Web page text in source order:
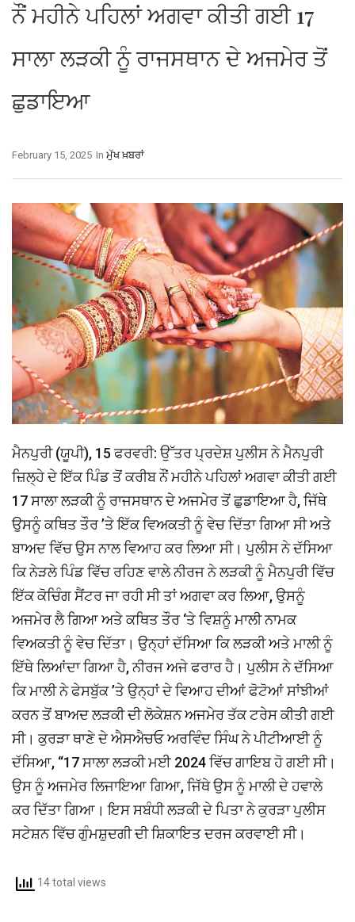
ਨੌਂ ਮਹੀਨੇ ਪਹਿਲਾਂ ਅਗਵਾ ਕੀਤੀ ਗਈ 17
ਸਾਲਾ ਲੜਕੀ ਨੂੰ ਰਾਜਸਥਾਨ ਦੇ ਅਜਮੇਰ ਤੋਂ
ਛੁਡਾਇਆ
In ਮੁੱਖ ਖ਼ਬਰਾਂ
February 15, 2025
ਮੈਨਪੁਰੀ (ਯੂਪੀ), 15 ਫਰਵਰੀ: ਉੱਤਰ ਪ੍ਰਦੇਸ਼ ਪੁਲੀਸ ਨੇ ਮੈਨਪੁਰੀ
ਜ਼ਿਲ੍ਹੇ ਦੇ ਇੱਕ ਪਿੰਡ ਤੋਂ ਕਰੀਬ ਨੌਂ ਮਹੀਨੇ ਪਹਿਲਾਂ ਅਗਵਾ ਕੀਤੀ ਗਈ
17 ਸਾਲਾ ਲੜਕੀ ਨੂੰ ਰਾਜਸਥਾਨ ਦੇ ਅਜਮੇਰ ਤੋਂ ਛੁਡਾਇਆ ਹੈ, ਜਿੱਥੇ
ਉਸਨੂੰ ਕਥਿਤ ਤੌਰ ’ਤੇ ਇੱਕ ਵਿਅਕਤੀ ਨੂੰ ਵੇਚ ਦਿੱਤਾ ਗਿਆ ਸੀ ਅਤੇ
ਬਾਅਦ ਵਿੱਚ ਉਸ ਨਾਲ ਵਿਆਹ ਕਰ ਲਿਆ ਸੀ। ਪੁਲੀਸ ਨੇ ਦੱਸਿਆ
ਕਿ ਨੇੜਲੇ ਪਿੰਡ ਵਿੱਚ ਰਹਿਣ ਵਾਲੇ ਨੀਰਜ ਨੇ ਲੜਕੀ ਨੂੰ ਮੈਨਪੁਰੀ ਵਿੱਚ
ਇੱਕ ਕੋਚਿੰਗ ਸੈਂਟਰ ਜਾ ਰਹੀ ਸੀ ਤਾਂ ਅਗਵਾ ਕਰ ਲਿਆ, ਉਸਨੂੰ
ਅਜਮੇਰ ਲੈ ਗਿਆ ਅਤੇ ਕਥਿਤ ਤੌਰ ‘ਤੇ ਵਿਸ਼ਨੂੰ ਮਾਲੀ ਨਾਮਕ
ਵਿਅਕਤੀ ਨੂੰ ਵੇਚ ਦਿੱਤਾ। ਉਨ੍ਹਾਂ ਦੱਸਿਆ ਕਿ ਲੜਕੀ ਅਤੇ ਮਾਲੀ ਨੂੰ
ਇੱਥੇ ਲਿਆਂਦਾ ਗਿਆ ਹੈ, ਨੀਰਜ ਅਜੇ ਫਰਾਰ ਹੈ। ਪੁਲੀਸ ਨੇ ਦੱਸਿਆ
ਕਿ ਮਾਲੀ ਨੇ ਫੇਸਬੁੱਕ ’ਤੇ ਉਨ੍ਹਾਂ ਦੇ ਵਿਆਹ ਦੀਆਂ ਫੋਟੋਆਂ ਸਾਂਝੀਆਂ
ਕਰਨ ਤੋਂ ਬਾਅਦ ਲੜਕੀ ਦੀ ਲੋਕੇਸ਼ਨ ਅਜਮੇਰ ਤੱਕ ਟਰੇਸ ਕੀਤੀ ਗਈ
ਸੀ। ਕੁਰੜਾ ਥਾਣੇ ਦੇ ਐਸਐਚਓ ਅਰਵਿੰਦ ਸਿੰਘ ਨੇ ਪੀਟੀਆਈ ਨੂੰ
ਦੱਸਿਆ, “17 ਸਾਲਾ ਲੜਕੀ ਮਈ 2024 ਵਿੱਚ ਗਾਇਬ ਹੋ ਗਈ ਸੀ।
ਉਸ ਨੂੰ ਅਜਮੇਰ ਲਿਜਾਇਆ ਗਿਆ, ਜਿੱਥੇ ਉਸ ਨੂੰ ਮਾਲੀ ਦੇ ਹਵਾਲੇ
ਕਰ ਦਿੱਤਾ ਗਿਆ। ਇਸ ਸਬੰਧੀ ਲੜਕੀ ਦੇ ਪਿਤਾ ਨੇ ਕੁਰੜਾ ਪੁਲੀਸ
ਸਟੇਸ਼ਨ ਵਿੱਚ ਗੁੰਮਸ਼ੁਦਗੀ ਦੀ ਸ਼ਿਕਾਇਤ ਦਰਜ ਕਰਵਾਈ ਸੀ।
14 total views